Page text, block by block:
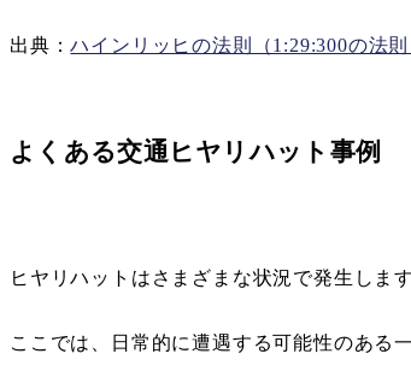
出典：ハインリッヒの法則（1:29:300の法
よくある交通ヒヤリハット事例
ヒヤリハットはさまざまな状況で発生します
ここでは、日常的に遭遇する可能性のある